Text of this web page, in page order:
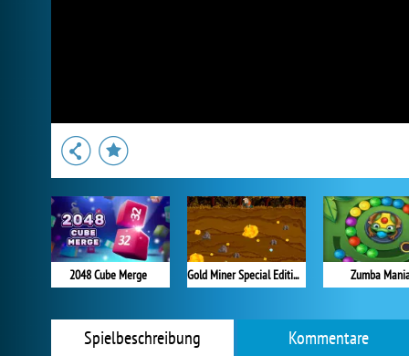
2048 Cube Merge Gold Miner Special Edition Zumba
Spielbeschreibung Kommentare